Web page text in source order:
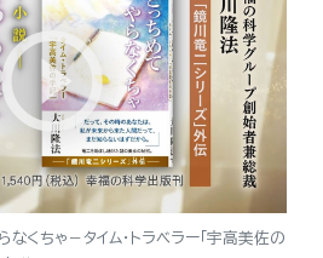
くちゃ－タイム・トラベラー「宇高美佐の